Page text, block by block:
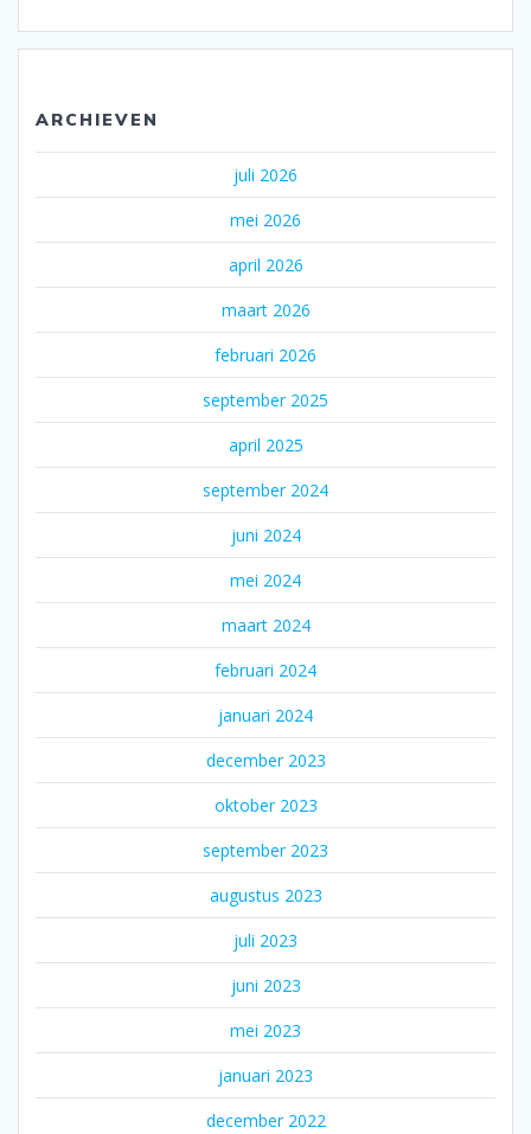
ARCHIEVEN
juli 2026
mei 2026
april 2026
maart 2026
februari 2026
september 2025
april 2025
september 2024
juni 2024
mei 2024
maart 2024
februari 2024
januari 2024
december 2023
oktober 2023
september 2023
augustus 2023
juli 2023
juni 2023
mei 2023
januari 2023
december 2022